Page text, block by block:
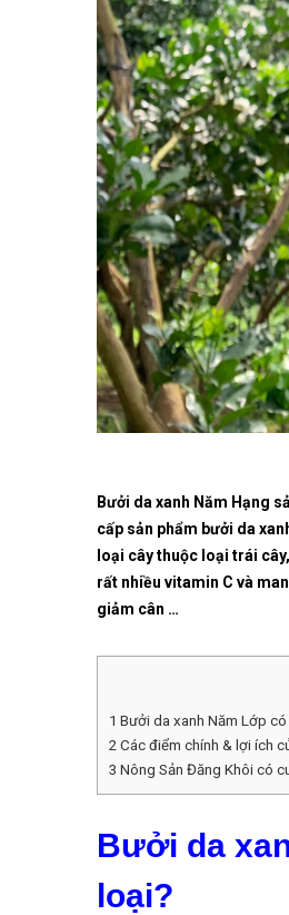
Bưởi da xanh Năm Hạng
cấp sản phẩm bưởi da
loại cây thuộc loại trái
rất nhiều vitamin C và
giảm cân …
1 Bưởi da xanh Năm Lớp
2 Các điểm chính & lợi ích
3 Nông Sản Đăng Khôi có
Bưởi da
loại?